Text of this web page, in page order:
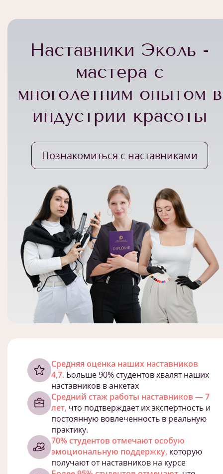
Наставники Эколь -
мастера с
многолетним опытом в
индустрии красоты
Познакомиться с наставниками
Cредняя оценка наших наставников
4,7. Больше 90% студентов хвалят наших
наставников в анкетах
Средний стаж работы наставников — 7
лет, что подтверждает их экспертность и
постоянную вовлеченность в реальную
практику.
70% студентов отмечают особую
эмоциональную поддержку, которую
получают от наставников на курсе